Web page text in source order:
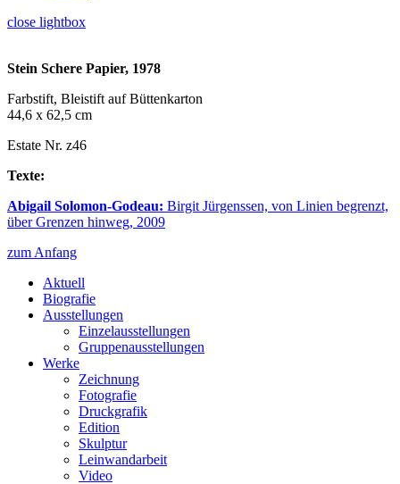
close lightbox
Stein Schere Papier, 1978
Farbstift, Bleistift auf Büttenkarton
44,6 x 62,5 cm
Estate Nr. z46
Texte:
Abigail Solomon-Godeau: Birgit Jürgenssen, von Linien begrenzt,
über Grenzen hinweg, 2009
zum Anfang
Aktuell
Biografie
Ausstellungen
Einzelausstellungen
Gruppenausstellungen
Werke
Zeichnung
Fotografie
Druckgrafik
Edition
Skulptur
Leinwandarbeit
Video